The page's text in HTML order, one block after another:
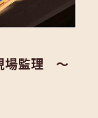
場監理 ～